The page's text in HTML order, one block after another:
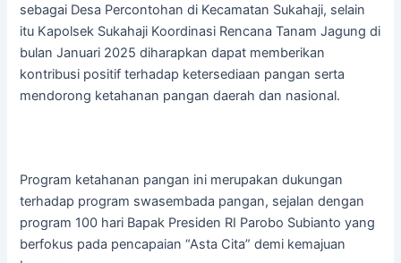
sebagai Desa Percontohan di Kecamatan Sukahaji, selain
itu Kapolsek Sukahaji Koordinasi Rencana Tanam Jagung di
bulan Januari 2025 diharapkan dapat memberikan
kontribusi positif terhadap ketersediaan pangan serta
mendorong ketahanan pangan daerah dan nasional.
Program ketahanan pangan ini merupakan dukungan
terhadap program swasembada pangan, sejalan dengan
program 100 hari Bapak Presiden RI Parobo Subianto yang
berfokus pada pencapaian “Asta Cita” demi kemajuan